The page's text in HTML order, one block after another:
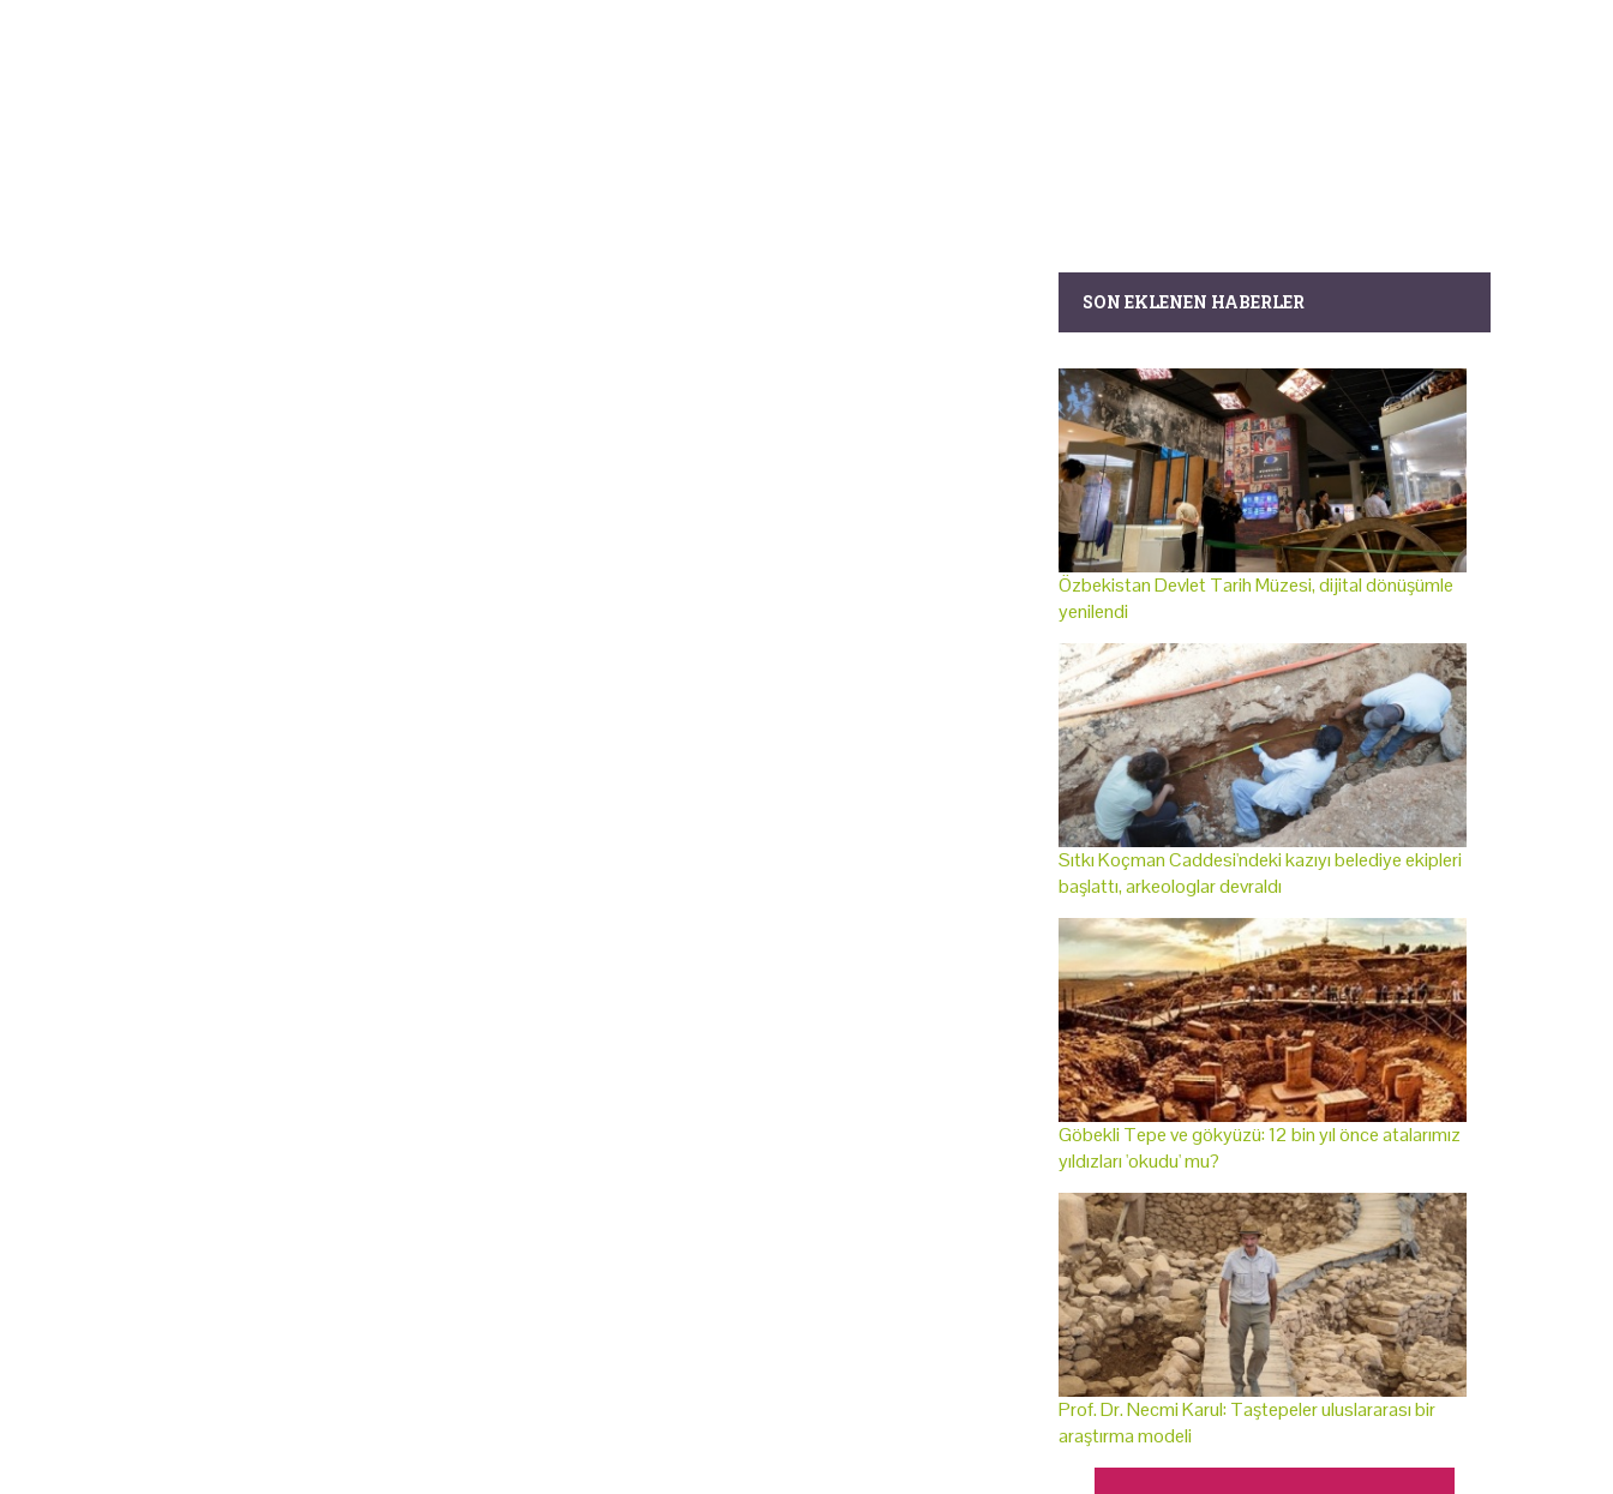
SON EKLENEN HABERLER
Özbekistan Devlet Tarih Müzesi, dijital dönüşümle
yenilendi
Sıtkı Koçman Caddesi'ndeki kazıyı belediye ekipleri
başlattı, arkeologlar devraldı
Göbekli Tepe ve gökyüzü: 12 bin yıl önce atalarımız
yıldızları 'okudu' mu?
Prof. Dr. Necmi Karul: Taştepeler uluslararası bir
araştırma modeli